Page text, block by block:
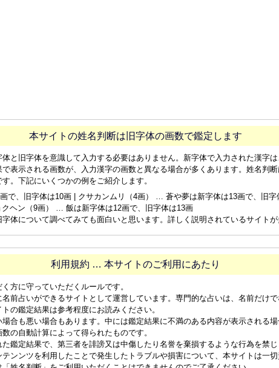
本サイトの姓名判断は旧字体の画数で鑑定します
と旧字体を意識して入力する必要はありません。新字体で入力された漢字
表示される画数が、入力漢字の画数と異なる場合が多くあります。姓名判
。下記にいくつかの例をご紹介します。
で、旧字体は10画 | クサカンムリ（4画） … 蒼や夢は新字体は13画で、旧
ヘン（9画） … 飯は新字体は12画で、旧字体は13画
体について調べてみても面白いと思います。詳しく説明されているサイトが
利用規約 … 本サイトのご利用にあたり
方に守っていただくルールです。
名前占いができるサイトとして運営しています。専門的な占いは、名前だけ
の鑑定結果は参考程度にお読みください。
合も悪い場合もあります。中には鑑定結果に不満のある内容が表示される
の自動計算によって得られたものです。
鑑定結果で、第三者を誹謗又は中傷したり名誉を棄損するような行為を禁じ
ンンツを利用したことで発生したトラブルや損害について、本サイトは一切